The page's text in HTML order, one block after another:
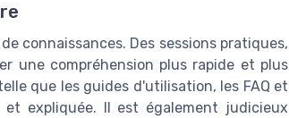
connaissances. Des sessions pratiques,
une compréhension plus rapide et plus
que les guides d'utilisation, les FAQ et
et expliquée. Il est également judicieux